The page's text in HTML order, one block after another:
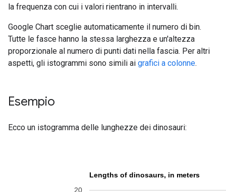
la frequenza con cui i valori rientrano in intervalli.
Google Chart sceglie automaticamente il numero di bin.
Tutte le fasce hanno la stessa larghezza e un'altezza
proporzionale al numero di punti dati nella fascia. Per altri
aspetti, gli istogrammi sono simili ai grafici a colonne.
Esempio
Ecco un istogramma delle lunghezze dei dinosauri: